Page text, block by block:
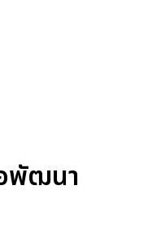
พัฒนา